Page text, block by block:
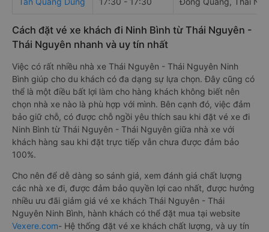
Cách đặt vé xe khách đi Ninh Bình từ Thái Nguyên -
Thái Nguyên nhanh và uy tín nhất
Việc có rất nhiều nhà xe Thái Nguyên - Thái Nguyên Ninh
Bình giúp cho du khách có đa dạng sự lựa chọn. Đây cũng có
thể là một điều bất lợi làm cho hàng khách không biết nên
chọn nhà xe nào là phù hợp với mình. Bên cạnh đó, việc đảm
bảo giữ chỗ, có được chỗ ngồi yêu thích sau khi đặt vé xe đi
Ninh Bình từ Thái Nguyên - Thái Nguyên giữa nhà xe với
khách hàng sau khi đặt trực tiếp vẫn chưa được đảm bảo
100%.
Cho nên để dễ dàng so sánh giá, xem đánh giá chất lượng
các nhà xe đi, được đảm bảo quyền lợi cao nhất, được hưởng
nhiều ưu đãi giảm giá vé xe khách Thái Nguyên - Thái
Nguyên Ninh Bình, hành khách có thể đặt mua tại website
Vexere.com- Hệ thống đặt vé xe khách chất lượng, và uy tín